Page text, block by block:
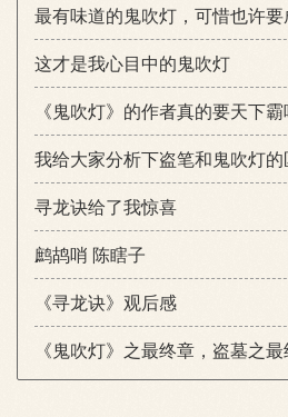
最有味道的鬼吹灯，可惜也许要
这才是我心目中的鬼吹灯
《鬼吹灯》的作者真的要天下霸
我给大家分析下盗笔和鬼吹灯的
寻龙诀给了我惊喜
鹧鸪哨 陈瞎子
《寻龙诀》观后感
《鬼吹灯》之最终章，盗墓之